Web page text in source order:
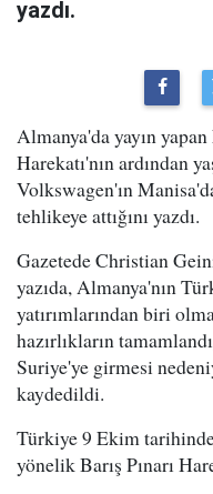
yazdı.
Almanya'da yayın
Harekatı'nın ardından
Volkswagen'ın
tehlikeye attığını yazdı.
Gazetede Christian
yazıda, Almanya'nın
yatırımlarından biri
hazırlıkların
Suriye'ye girmesi
kaydedildi.
Türkiye 9 Ekim
yönelik Barış Pınarı